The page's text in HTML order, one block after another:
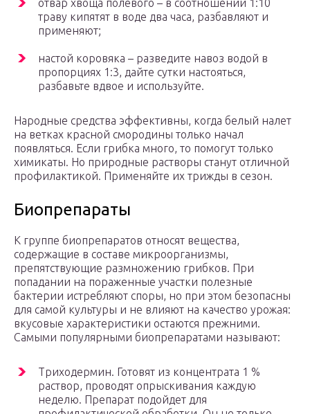
отвар хвоща полевого – в соотношении 1:10
траву кипятят в воде два часа, разбавляют и
применяют;
настой коровяка – разведите навоз водой в
пропорциях 1:3, дайте сутки настояться,
разбавьте вдвое и используйте.
Народные средства эффективны, когда белый налет
на ветках красной смородины только начал
появляться. Если грибка много, то помогут только
химикаты. Но природные растворы станут отличной
профилактикой. Применяйте их трижды в сезон.
Биопрепараты
К группе биопрепаратов относят вещества,
содержащие в составе микроорганизмы,
препятствующие размножению грибков. При
попадании на пораженные участки полезные
бактерии истребляют споры, но при этом безопасны
для самой культуры и не влияют на качество урожая:
вкусовые характеристики остаются прежними.
Самыми популярными биопрепаратами называют:
Триходермин. Готовят из концентрата 1 %
раствор, проводят опрыскивания каждую
неделю. Препарат подойдет для